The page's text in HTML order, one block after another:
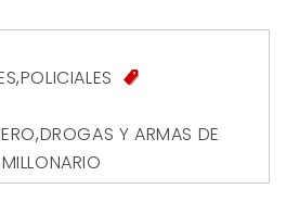
,POLICIALES
,DROGAS Y ARMAS DE